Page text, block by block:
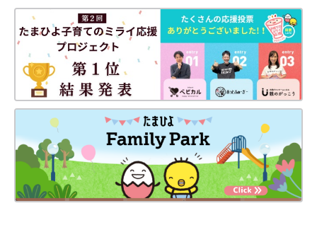
出典：Instagramアカウント「mep__392」
Meg.Yさんは、こちらのシューズを購入。春コーデに使えると思
い、3つゲットしたんだそう。フラットタイプで、脱ぎ履きもラ
クラクですよね。シンプルだけど、手抜き感のない絶妙なデザイ
ンも素敵！どれをはこうか悩むのも楽しくなるシューズですよ
ね。
GU、しまむらetc.「優秀すぎる」「体形
カバーも◎」コーデを格上げ！プラスワ